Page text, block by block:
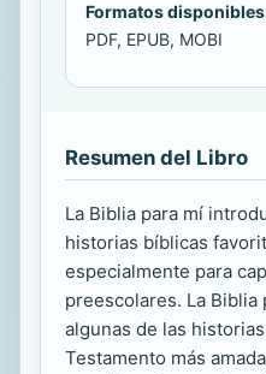
Formatos
PDF, EPUB, MOBI
Resumen del Libro
La Biblia para mí
historias bíblicas
especialmente para
preescolares. La Biblia
algunas de las
Testamento más